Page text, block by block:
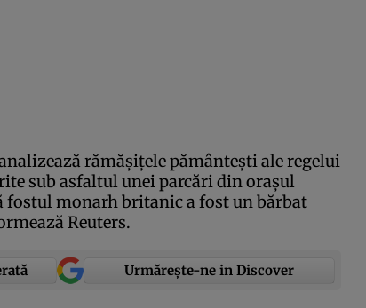
rămăşiţele pământeşti ale regelui
sub asfaltul unei parcări din oraşul
fostul monarh britanic a fost un bărbat
Reuters.
Urmărește-ne in Discover